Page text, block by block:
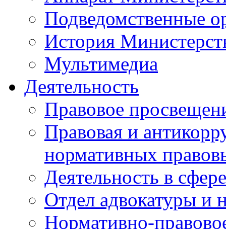
Подведомственные
История
Мультимедиа
Деятельность
Правовое
Правовая и
нормативных
Деятельность в
Отдел адвокатуры и
Нормативно-